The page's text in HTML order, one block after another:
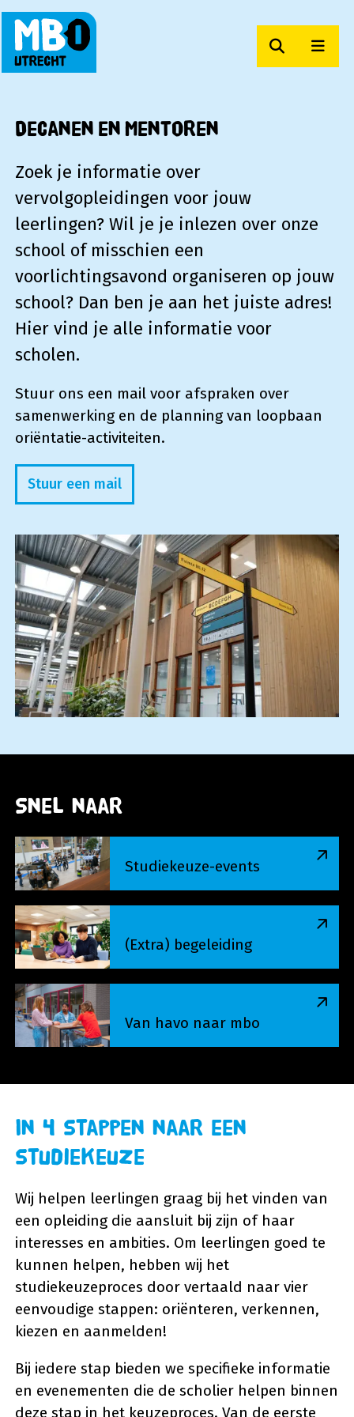
Zoeken
Decanen en mentoren
Zoek je informatie over
vervolgopleidingen voor jouw
leerlingen? Wil je je inlezen over onze
school of misschien een
voorlichtingsavond organiseren op jouw
school? Dan ben je aan het juiste adres!
Hier vind je alle informatie voor
scholen.
Stuur ons een mail voor afspraken over
samenwerking en de planning van loopbaan
oriëntatie-activiteiten.
Stuur een mail
Snel naar
Studiekeuze-events
Studiekeuze-events
(Extra) begeleiding
(Extra) begeleiding
Van havo naar mbo
Van havo naar mbo
In 4 stappen naar een
studiekeuze
Wij helpen leerlingen graag bij het vinden van
een opleiding die aansluit bij zijn of haar
interesses en ambities. Om leerlingen goed te
kunnen helpen, hebben wij het
studiekeuzeproces door vertaald naar vier
eenvoudige stappen: oriënteren, verkennen,
kiezen en aanmelden!
Bij iedere stap bieden we specifieke informatie
en evenementen die de scholier helpen binnen
deze stap in het keuzeproces. Van de eerste